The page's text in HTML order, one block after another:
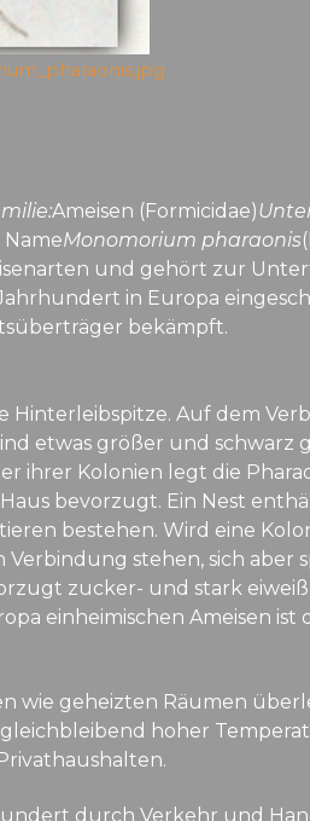
Ameisen (Formicidae)
NameMonomorium pharaonis
und gehört zur
in Europa
bekämpft.
Auf dem
etwas größer und schwarz
ihrer Kolonien legt die
bevorzugt. Ein Nest
bestehen. Wird eine
stehen, sich aber
zucker- und stark
einheimischen Ameisen ist
wie geheizten Räumen
hoher
durch Verkehr und